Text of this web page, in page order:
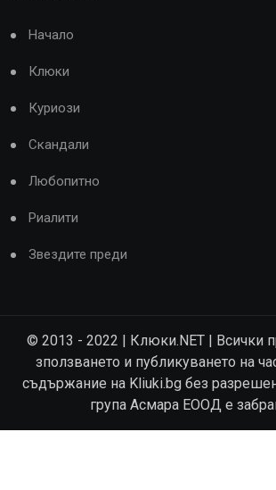
Начало
Клюки
Куриози
Скандали
Любопитно
Риалити
Звездите преди
© 2013 - 2022 | Клюки.NET | Всички
зползването и публикуването на
съдържание на Kliuki.bg без
група Асмара ЕООД е